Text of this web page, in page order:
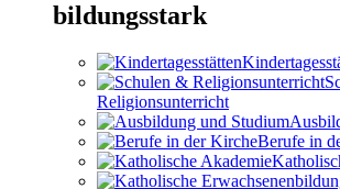
bildungsstark
Religionsunterricht
Berufe in